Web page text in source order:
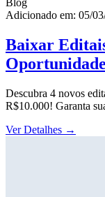
Blog
Adicionado em: 05/
Baixar
Descubra 4 novos
R$10.000! Garanta
Ver Detalhes →